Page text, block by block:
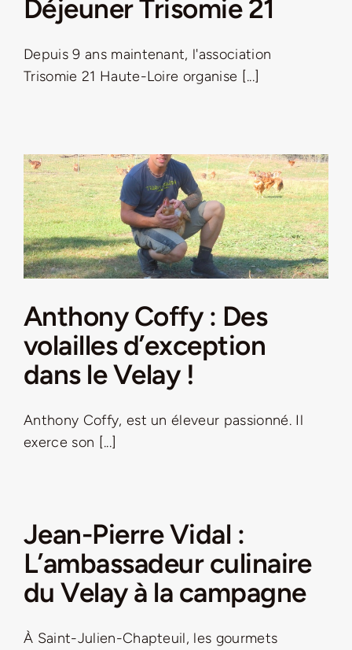
Nouveau Magazine EnVelay
Jeu concours – Gagnez votre bûche de Noël 2025
Déjeuner Trisomie 21
Depuis 9 ans maintenant, l'association
Trisomie 21 Haute-Loire organise [...]
Anthony Coffy : Des
volailles d’exception
dans le Velay !
Anthony Coffy, est un éleveur passionné. Il
exerce son [...]
Jean-Pierre Vidal :
L’ambassadeur culinaire
du Velay à la campagne
À Saint-Julien-Chapteuil, les gourmets